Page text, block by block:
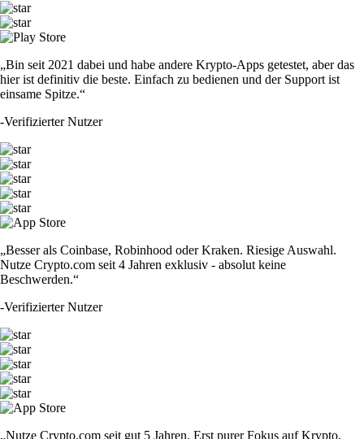
„Bin seit 2021 dabei und habe andere Krypto-Apps getestet, aber das
hier ist definitiv die beste. Einfach zu bedienen und der Support ist
einsame Spitze.“
-Verifizierter Nutzer
„Besser als Coinbase, Robinhood oder Kraken. Riesige Auswahl.
Nutze Crypto.com seit 4 Jahren exklusiv - absolut keine
Beschwerden.“
-Verifizierter Nutzer
„Nutze Crypto.com seit gut 5 Jahren. Erst purer Fokus auf Krypto,